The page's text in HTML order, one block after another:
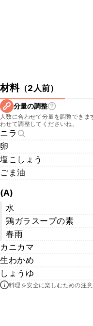
材料（2人前）
分量の調整
人数に合わせて分量を調整でき
わせて調整してくださいね。
ニラ
卵
塩こしょう
ごま油
(A)
水
鶏ガラスープの素
春雨
カニカマ
生わかめ
しょうゆ
料理を安全に楽しむための注